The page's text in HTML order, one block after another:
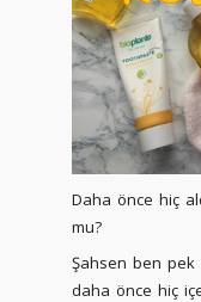
Daha önce hiç
mu?
Şahsen ben pek
daha önce hiç